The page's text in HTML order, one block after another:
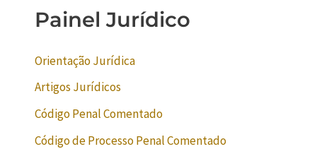
Painel Jurídico
Orientação Jurídica
Artigos Jurídicos
Código Penal Comentado
Código de Processo Penal Comentado